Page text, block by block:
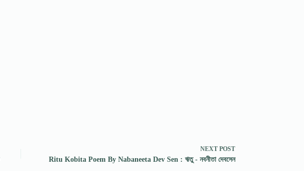
NEXT POST
Ritu Kobita Poem By Nabaneeta Dev Sen : ঋতু - নবনীতা দেবসেন